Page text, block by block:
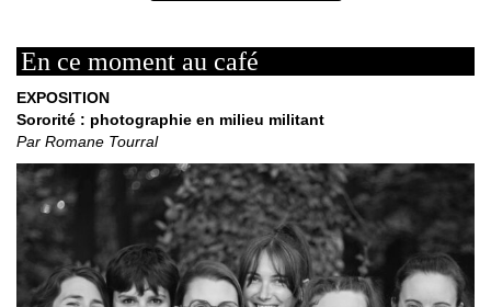
En ce moment au café
EXPOSITION
Sororité : photographie en milieu militant
Par Romane Tourral